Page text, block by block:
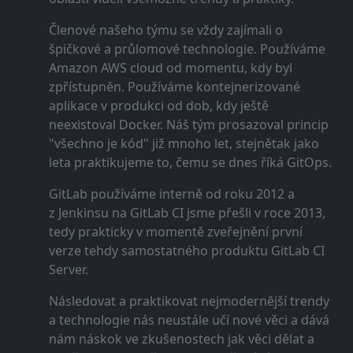
Členové našeho týmu se vždy zajímali o
špičkové a průlomové technologie. Používáme
Amazon AWS cloud od momentu, kdy byl
zpřístupněn. Používáme kontejnerizované
aplikace v produkci od dob, kdy ještě
neexistoval Docker. Náš tým prosazoval princip
"všechno je kód" již mnoho let, stejnětak jako
leta praktikujeme to, čemu se dnes říká GitOps.
GitLab používáme interně od roku 2012 a
z Jenkinsu na GitLab CI jsme přešli v roce 2013,
tedy prakticky v momentě zveřejnění první
verze tehdy samostatného produktu GitLab CI
Server.
Následovat a praktikovat nejmodernější trendy
a technologie nás neustále učí nové věci a dává
nám náskok ve zkušenostech jak věci dělat a